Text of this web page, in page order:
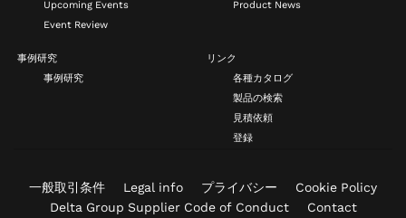
Upcoming Events
Event Review
Product News
事例研究
事例研究
リンク
各種カタログ
製品の検索
見積依頼
登録
一般取引条件 Legal info プライバシー
Cookie Policy
Delta Group Supplier Code of Conduct
Contact